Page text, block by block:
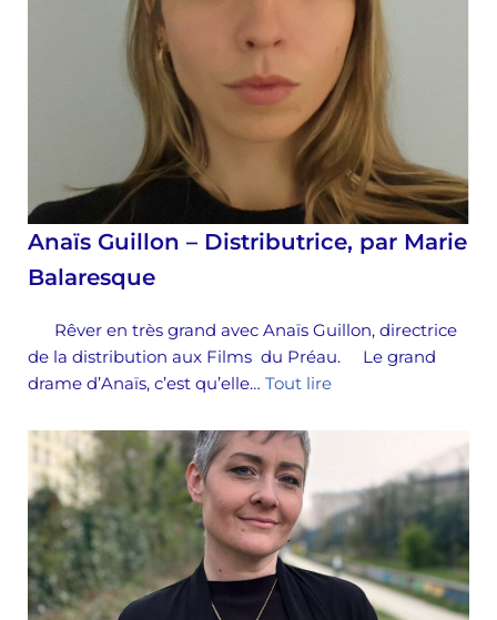
Anaïs Guillon – Distributrice, par Marie
Balaresque
Rêver en très grand avec Anaïs Guillon, directrice
de la distribution aux Films du Préau. Le grand
drame d’Anaïs, c’est qu’elle… Tout lire